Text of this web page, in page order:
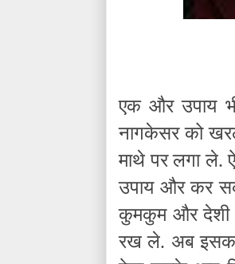
एक और उपाय
नागकेसर को
माथे पर लगा ले.
उपाय और कर
कुमकुम और देशी
रख ले. अब इसका